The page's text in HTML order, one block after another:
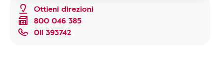
Ottieni direzioni
800 046 385
011 393742